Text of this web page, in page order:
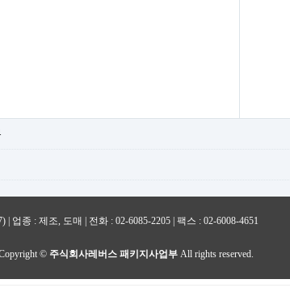
종 : 제조, 도매 | 전화 : 02-6085-2205 | 팩스 : 02-6008-4651
© 주식회사레버스 패키지사업부All rights reserved.